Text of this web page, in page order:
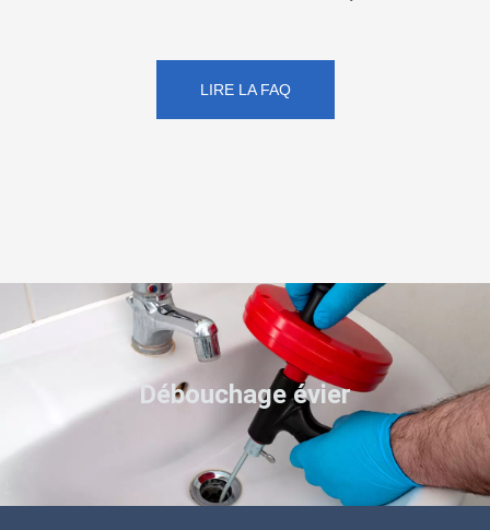
LIRE LA FAQ
Débouchage évier